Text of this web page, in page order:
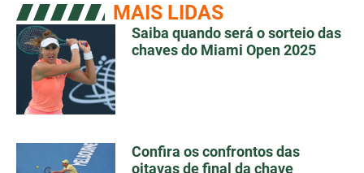
MAIS LIDAS
Saiba quando será o sorteio das
chaves do Miami Open 2025
Confira os confrontos das
oitavas de final da chave